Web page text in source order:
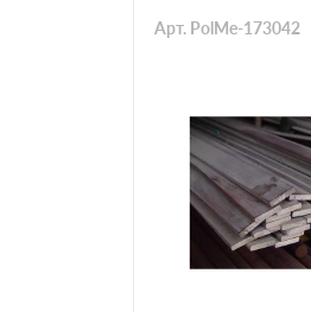
Арт. PolMe-173042